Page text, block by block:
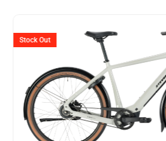
Stock Out